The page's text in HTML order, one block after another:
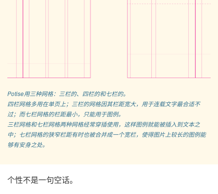
Potise用三种网格：三栏的、四栏的和七栏的。
四栏网格多用在单页上；三栏的网格因其栏距宽大，用于连载文字最合适不
过；而七栏网格的栏距最小，只能用于图例。
三栏网格和七栏网格两种网格经常穿插使用，这样图例就能被插入到文本之
中；七栏网格的狭窄栏距有时也被合并成一个宽栏，使得图片上较长的图例能
够有安身之处。
个性不是一句空话。